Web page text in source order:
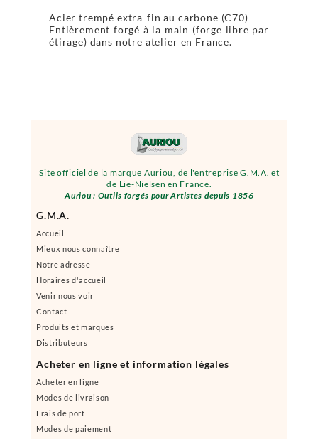
Site officiel de la marque Auriou, de l'entreprise G.M.A. et
de Lie-Nielsen en France.
Auriou : Outils forgés pour Artistes depuis 1856
G.M.A.
Accueil
Mieux nous connaître
Notre adresse
Horaires d'accueil
Venir nous voir
Contact
Produits et marques
Distributeurs
Acheter en ligne et information légales
Acheter en ligne
Modes de livraison
Frais de port
Modes de paiement
Acier trempé extra-fin au carbone (C70)
Entièrement forgé à la main (forge libre par
étirage) dans notre atelier en France.